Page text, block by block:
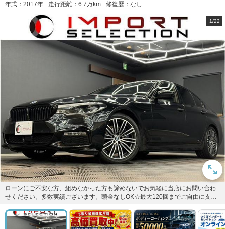
年式： 2017年 走行距離： 6.7万km 修復歴： なし
1/22
ローンにご不安な方、組めなかった方も諦めないでお気軽に当店にお問い合わ
せください。多数実績ございます。頭金なしOK☆最大120回までご自由に支払